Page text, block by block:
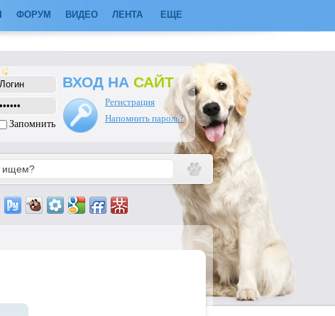
ФОРУМ ВИДЕО ЛЕНТА ЕЩЕ
Запомнить
ВХОД НА САЙТ
Регистрация
Напомнить пароль?